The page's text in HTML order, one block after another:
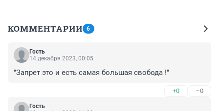
КОММЕНТАРИИ 6
Гость
14 декабря 2023, 00:05
"Запрет это и есть самая большая свобода !"
+0 –0
Гость